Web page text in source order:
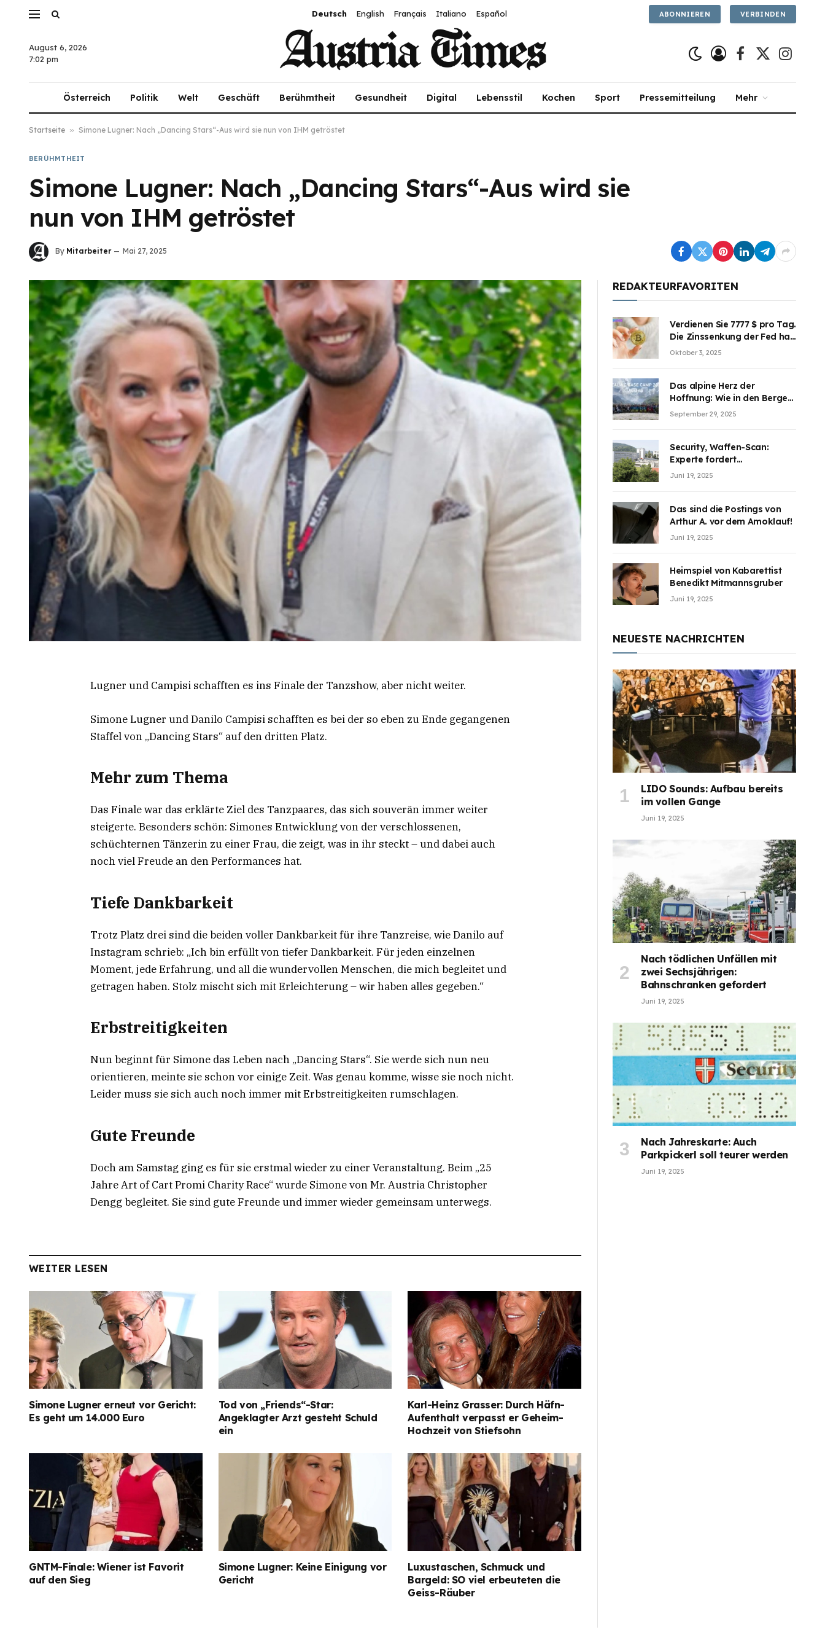
Deutsch English Français Italiano Español ABONNIEREN VERBINDEN
August 6, 2026
7:02 pm
Facebook
X
Österreich Politik Welt Geschäft Berühmtheit Gesundheit Digital Lebensstil Kochen Sport Pressemitteilung Mehr
Startseite » Simone Lugner: Nach „Dancing Stars“-Aus wird sie nun von IHM getröstet
BERÜHMTHEIT
Simone Lugner: Nach „Dancing Stars“-Aus wird sie
nun von IHM getröstet
By Mitarbeiter Mai 27, 2025
Lugner und Campisi schafften es ins Finale der Tanzshow, aber nicht weiter.
Simone Lugner und Danilo Campisi schafften es bei der so eben zu Ende gegangenen
Staffel von „Dancing Stars“ auf den dritten Platz.
Mehr zum Thema
Das Finale war das erklärte Ziel des Tanzpaares, das sich souverän immer weiter
steigerte. Besonders schön: Simones Entwicklung von der verschlossenen,
schüchternen Tänzerin zu einer Frau, die zeigt, was in ihr steckt – und dabei auch
noch viel Freude an den Performances hat.
Tiefe Dankbarkeit
Trotz Platz drei sind die beiden voller Dankbarkeit für ihre Tanzreise, wie Danilo auf
Instagram schrieb: „Ich bin erfüllt von tiefer Dankbarkeit. Für jeden einzelnen
Moment, jede Erfahrung, und all die wundervollen Menschen, die mich begleitet und
getragen haben. Stolz mischt sich mit Erleichterung – wir haben alles gegeben.“
Erbstreitigkeiten
Nun beginnt für Simone das Leben nach „Dancing Stars“. Sie werde sich nun neu
orientieren, meinte sie schon vor einige Zeit. Was genau komme, wisse sie noch nicht.
Leider muss sie sich auch noch immer mit Erbstreitigkeiten rumschlagen.
Gute Freunde
Doch am Samstag ging es für sie erstmal wieder zu einer Veranstaltung. Beim „25
Jahre Art of Cart Promi Charity Race“ wurde Simone von Mr. Austria Christopher
Dengg begleitet. Sie sind gute Freunde und immer wieder gemeinsam unterwegs.
WEITER LESEN
Simone Lugner erneut vor Gericht:
Es geht um 14.000 Euro
Tod von „Friends“-Star:
Angeklagter Arzt gesteht Schuld
ein
Karl-Heinz Grasser: Durch Häfn-
Aufenthalt verpasst er Geheim-
Hochzeit von Stiefsohn
GNTM-Finale: Wiener ist Favorit
auf den Sieg
Simone Lugner: Keine Einigung vor
Gericht
Luxustaschen, Schmuck und
Bargeld: SO viel erbeuteten die
Geiss-Räuber
REDAKTEURFAVORITEN
Verdienen Sie 7777 $ pro Tag.
Die Zinssenkung der Fed hat
die Aufmerksamkeit des
teilzuhaben
Oktober 3, 2025
Das alpine Herz der
Hoffnung: Wie in den Bergen
Österreichs die unsichtbaren
September 29, 2025
Security, Waffen-Scan:
Experte fordert
Sicherheitsdiskussion an
Juni 19, 2025
Das sind die Postings von
Arthur A. vor dem Amoklauf!
Juni 19, 2025
Heimspiel von Kabarettist
Benedikt Mitmannsgruber
Juni 19, 2025
NEUESTE NACHRICHTEN
LIDO Sounds: Aufbau bereits
im vollen Gange
Juni 19, 2025
Nach tödlichen Unfällen mit
zwei Sechsjährigen:
Bahnschranken gefordert
Juni 19, 2025
Nach Jahreskarte: Auch
Parkpickerl soll teurer werden
Juni 19, 2025